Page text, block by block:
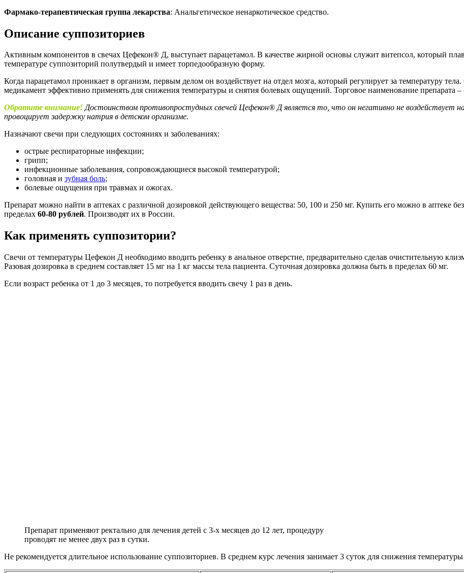
Фармако-терапевтическая группа лекарства: Анальгетическое ненаркотическое средство.
Описание суппозиториев
Активным компонентов в свечах Цефекон® Д, выступает парацетамол. В качестве жирной основы служит витепсол, который
температуре суппозиторий полутвердый и имеет торпедообразную форму.
Когда парацетамол проникает в организм, первым делом он воздействует на отдел мозга, который регулирует за температуру
медикамент эффективно применять для снижения температуры и снятия болевых ощущений. Торговое наименование препарата
Обратите внимание!Достоинством противопростудных свечей Цефекон® Д является то, что он негативно не воздействует
провоцирует задержку натрия в детском организме.
Назначают свечи при следующих состояниях и заболеваниях:
острые респираторные инфекции;
грипп;
инфекционные заболевания, сопровождающиеся высокой температурой;
головная и зубная боль;
болевые ощущения при травмах и ожогах.
Препарат можно найти в аптеках с различной дозировкой действующего вещества: 50, 100 и 250 мг. Купить его можно в аптеке
пределах 60-80 рублей. Производят их в России.
Как применять суппозитории?
Свечи от температуры Цефекон Д необходимо вводить ребенку в анальное отверстие, предварительно сделав очистительную
Разовая дозировка в среднем составляет 15 мг на 1 кг массы тела пациента. Суточная дозировка должна быть в пределах 60 мг.
Если возраст ребенка от 1 до 3 месяцев, то потребуется вводить свечу 1 раз в день.
Препарат применяют ректально для лечения детей с 3-х месяцев до 12 лет, процедуру
проводят не менее двух раз в сутки.
Не рекомендуется длительное использование суппозиториев. В среднем курс лечения занимает 3 суток для снижения